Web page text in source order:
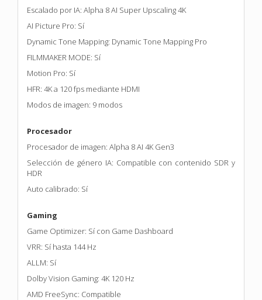
Escalado por IA: Alpha 8 AI Super Upscaling 4K
AI Picture Pro: Sí
Dynamic Tone Mapping: Dynamic Tone Mapping Pro
FILMMAKER MODE: Sí
Motion Pro: Sí
HFR: 4K a 120 fps mediante HDMI
Modos de imagen: 9 modos
Procesador
Procesador de imagen: Alpha 8 AI 4K Gen3
Selección de género IA: Compatible con contenido SDR y
HDR
Auto calibrado: Sí
Gaming
Game Optimizer: Sí con Game Dashboard
VRR: Sí hasta 144 Hz
ALLM: Sí
Dolby Vision Gaming: 4K 120 Hz
AMD FreeSync: Compatible